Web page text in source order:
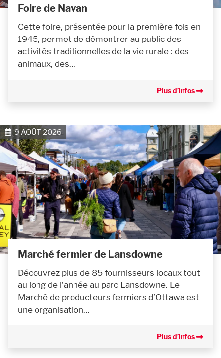
Foire de Navan
Cette foire, présentée pour la première fois en
1945, permet de démontrer au public des
activités traditionnelles de la vie rurale : des
animaux, des…
Plus d’infos
9 AOÛT 2026
Marché fermier de Lansdowne
Découvrez plus de 85 fournisseurs locaux tout
au long de l’année au parc Lansdowne. Le
Marché de producteurs fermiers d’Ottawa est
une organisation…
Plus d’infos